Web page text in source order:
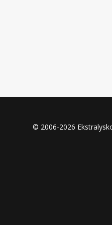
© 2006-2026